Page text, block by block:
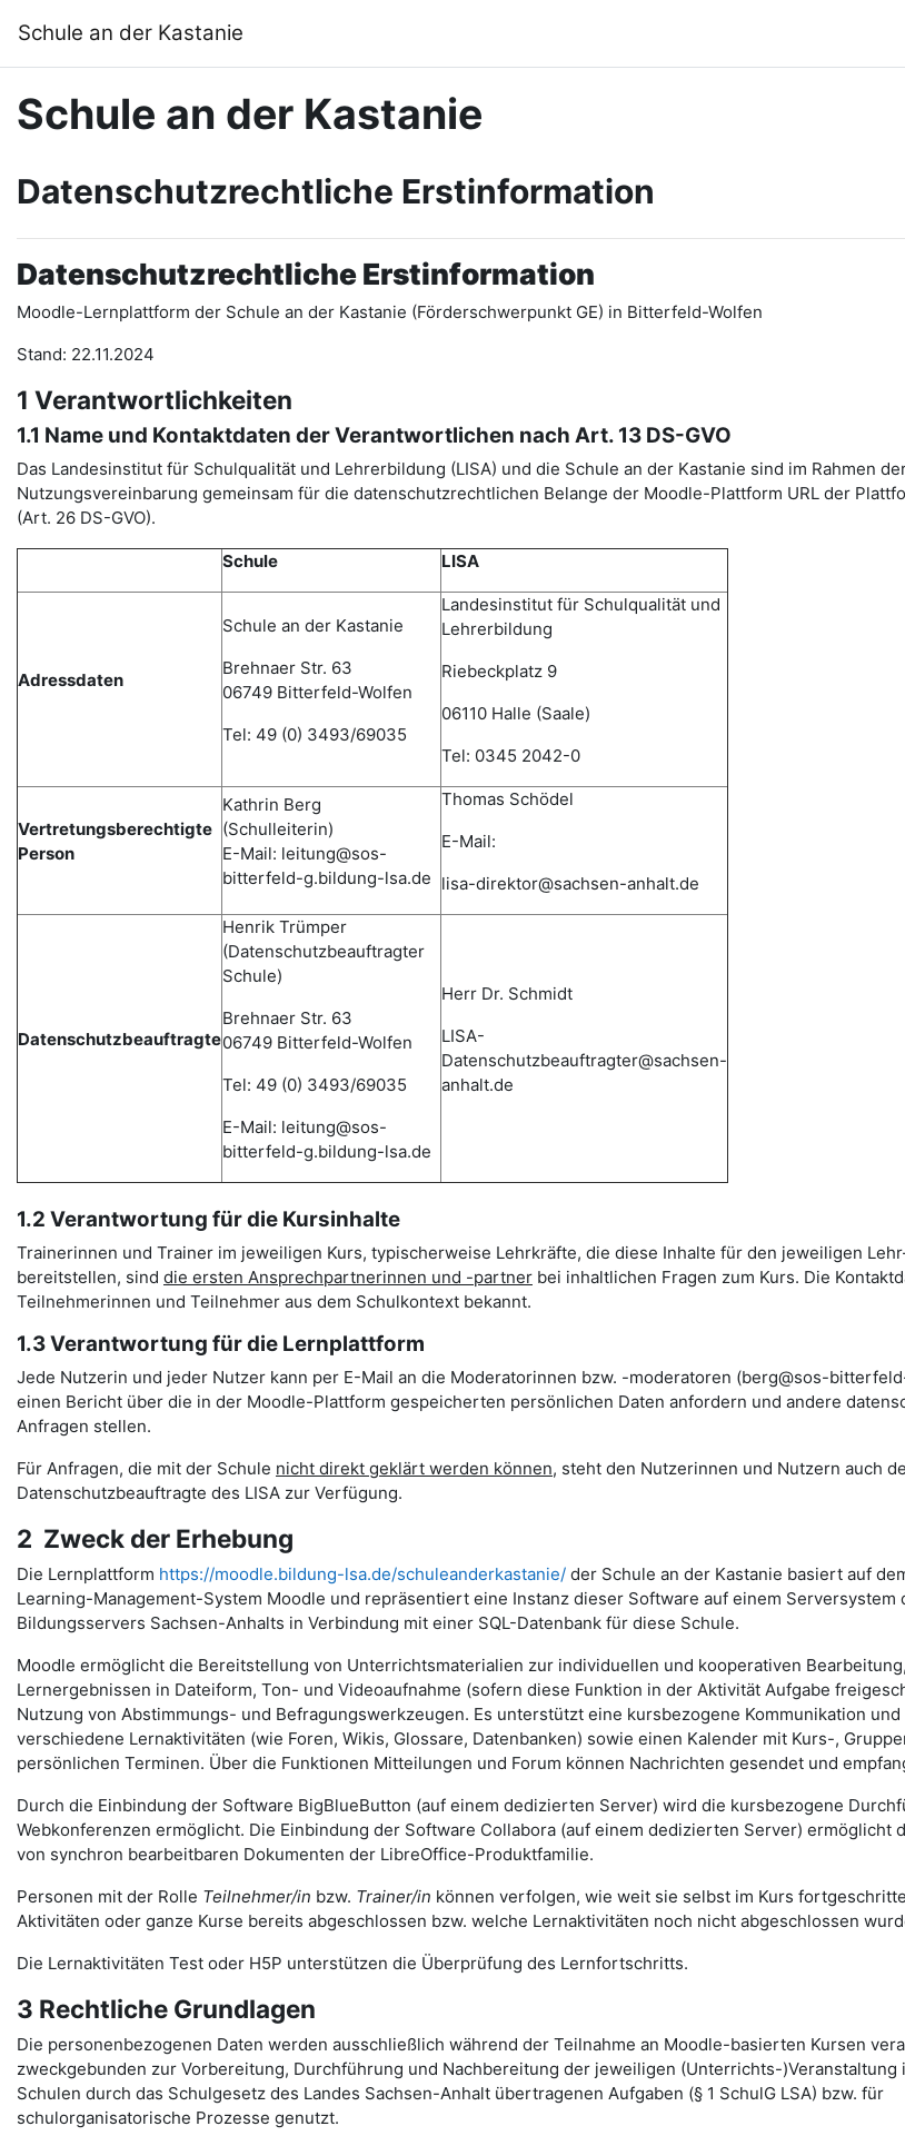
Schule an der Kastanie
Schule an der Kastanie
Datenschutzrechtliche Erstinformation
Datenschutzrechtliche Erstinformation
Moodle-Lernplattform der Schule an der Kastanie (Förderschwerpunkt GE) in Bitterfeld-Wolfen
Stand: 22.11.2024
1 Verantwortlichkeiten
1.1 Name und Kontaktdaten der Verantwortlichen nach Art. 13 DS-GVO
Das Landesinstitut für Schulqualität und Lehrerbildung (LISA) und die Schule an der Kastanie sind im Rahmen
Nutzungsvereinbarung gemeinsam für die datenschutzrechtlichen Belange der Moodle-Plattform URL der
(Art. 26 DS-GVO).
Schule LISA
Adressdaten
Schule an der Kastanie
Brehnaer Str. 63
06749 Bitterfeld-Wolfen
Tel: 49 (0) 3493/69035
Landesinstitut für Schulqualität und
Lehrerbildung
Riebeckplatz 9
06110 Halle (Saale)
Tel: 0345 2042-0
Vertretungsberechtigte
Person
Kathrin Berg
(Schulleiterin)
E-Mail: leitung@sos-
bitterfeld-g.bildung-lsa.de
Thomas Schödel
E-Mail:
lisa-direktor@sachsen-anhalt.de
Datenschutzbeauftragte
Henrik Trümper
(Datenschutzbeauftragter
Schule)
Brehnaer Str. 63
06749 Bitterfeld-Wolfen
Tel: 49 (0) 3493/69035
E-Mail: leitung@sos-
bitterfeld-g.bildung-lsa.de
Herr Dr. Schmidt
LISA-
Datenschutzbeauftragter@sachsen-
anhalt.de
1.2 Verantwortung für die Kursinhalte
Trainerinnen und Trainer im jeweiligen Kurs, typischerweise Lehrkräfte, die diese Inhalte für den jeweiligen
bereitstellen, sind die ersten Ansprechpartnerinnen und -partner bei inhaltlichen Fragen zum Kurs. Die
Teilnehmerinnen und Teilnehmer aus dem Schulkontext bekannt.
1.3 Verantwortung für die Lernplattform
Jede Nutzerin und jeder Nutzer kann per E-Mail an die Moderatorinnen bzw. -moderatoren (berg@sos-
einen Bericht über die in der Moodle-Plattform gespeicherten persönlichen Daten anfordern und andere
Anfragen stellen.
Für Anfragen, die mit der Schule nicht direkt geklärt werden können, steht den Nutzerinnen und Nutzern auch
Datenschutzbeauftragte des LISA zur Verfügung.
2 Zweck der Erhebung
Die Lernplattform https://moodle.bildung-lsa.de/schuleanderkastanie/ der Schule an der Kastanie basiert auf
Learning-Management-System Moodle und repräsentiert eine Instanz dieser Software auf einem Serversystem
Bildungsservers Sachsen-Anhalts in Verbindung mit einer SQL-Datenbank für diese Schule.
Moodle ermöglicht die Bereitstellung von Unterrichtsmaterialien zur individuellen und kooperativen
Lernergebnissen in Dateiform, Ton- und Videoaufnahme (sofern diese Funktion in der Aktivität Aufgabe
Nutzung von Abstimmungs- und Befragungswerkzeugen. Es unterstützt eine kursbezogene Kommunikation
verschiedene Lernaktivitäten (wie Foren, Wikis, Glossare, Datenbanken) sowie einen Kalender mit Kurs-,
persönlichen Terminen. Über die Funktionen Mitteilungen und Forum können Nachrichten gesendet und
Durch die Einbindung der Software BigBlueButton (auf einem dedizierten Server) wird die kursbezogene
Webkonferenzen ermöglicht. Die Einbindung der Software Collabora (auf einem dedizierten Server) ermöglicht
von synchron bearbeitbaren Dokumenten der LibreOffice-Produktfamilie.
Personen mit der Rolle Teilnehmer/in bzw. Trainer/in können verfolgen, wie weit sie selbst im Kurs
Aktivitäten oder ganze Kurse bereits abgeschlossen bzw. welche Lernaktivitäten noch nicht abgeschlossen
Die Lernaktivitäten Test oder H5P unterstützen die Überprüfung des Lernfortschritts.
3 Rechtliche Grundlagen
Die personenbezogenen Daten werden ausschließlich während der Teilnahme an Moodle-basierten Kursen
zweckgebunden zur Vorbereitung, Durchführung und Nachbereitung der jeweiligen (Unterrichts-)Veranstaltung
Schulen durch das Schulgesetz des Landes Sachsen-Anhalt übertragenen Aufgaben (§ 1 SchulG LSA) bzw. für
schulorganisatorische Prozesse genutzt.